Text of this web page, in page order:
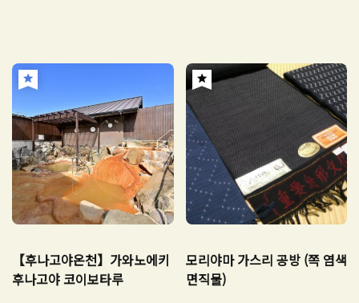
【후나고야온천】가와노에키
후나고야 코이보타루
모리야마 가스리 공방 (쪽 염색
면직물)